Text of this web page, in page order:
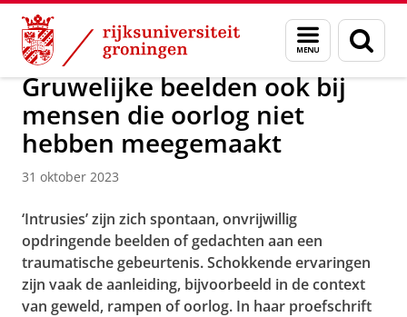
Skip
Content
Skip
Navigation
Menu
en
zoeken
Over ons Actueel Nieuws
Gruwelijke beelden ook bij
mensen die oorlog niet
hebben meegemaakt
31 oktober 2023
‘Intrusies’ zijn zich spontaan, onvrijwillig
opdringende beelden of gedachten aan een
traumatische gebeurtenis. Schokkende ervaringen
zijn vaak de aanleiding, bijvoorbeeld in de context
van geweld, rampen of oorlog. In haar proefschrift